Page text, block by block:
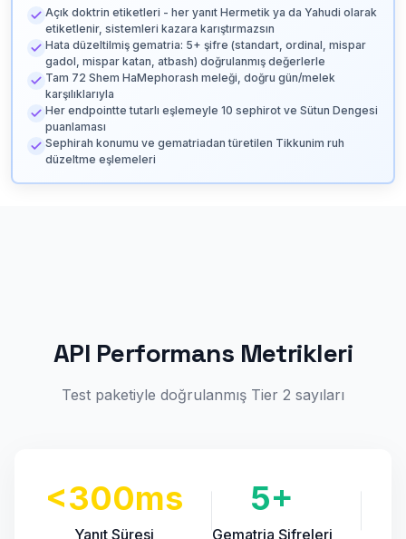
Açık doktrin etiketleri - her yanıt Hermetik ya da Yahudi olarak
etiketlenir, sistemleri kazara karıştırmazsın
Hata düzeltilmiş gematria: 5+ şifre (standart, ordinal, mispar
gadol, mispar katan, atbash) doğrulanmış değerlerle
Tam 72 Shem HaMephorash meleği, doğru gün/melek
karşılıklarıyla
Her endpointte tutarlı eşlemeyle 10 sephirot ve Sütun Dengesi
puanlaması
Sephirah konumu ve gematriadan türetilen Tikkunim ruh
düzeltme eşlemeleri
API Performans Metrikleri
Test paketiyle doğrulanmış Tier 2 sayıları
<300ms
Yanıt Süresi
5+
Gematria Şifreleri